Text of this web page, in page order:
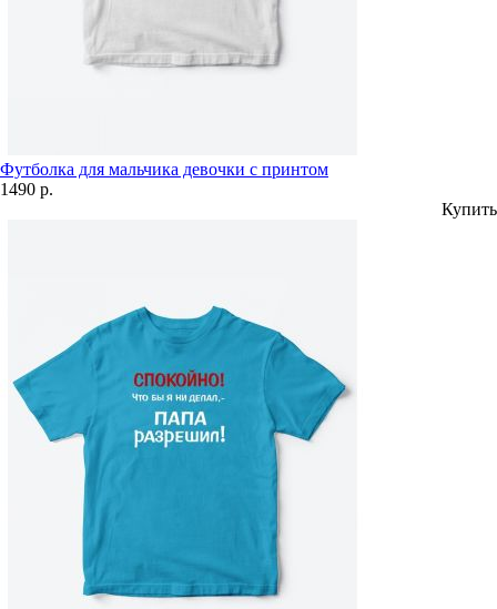
Футболка для мальчика девочки с принтом
1490 р.
Купить